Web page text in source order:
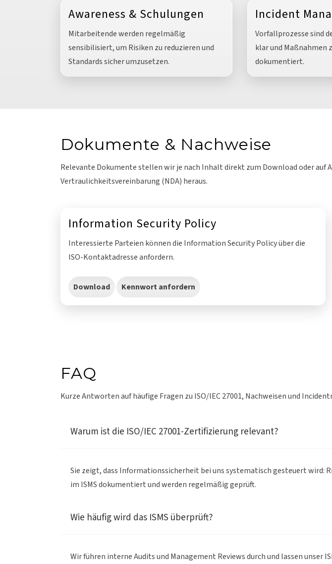
Awareness & Schulungen
Mitarbeitende werden regelmäßig
sensibilisiert, um Risiken zu reduzieren und
Standards sicher umzusetzen.
Incident
Vorfallprozesse sind
klar und Maßnahmen
dokumentiert.
Dokumente & Nachweise
Relevante Dokumente stellen wir je nach Inhalt direkt zum Download oder auf
Vertraulichkeitsvereinbarung (NDA) heraus.
Information Security Policy
Interessierte Parteien können die Information Security Policy über die
ISO-Kontaktadresse anfordern.
Download Kennwort anfordern
FAQ
Kurze Antworten auf häufige Fragen zu ISO/IEC 27001, Nachweisen und
Warum ist die ISO/IEC 27001-Zertifizierung relevant?
Sie zeigt, dass Informationssicherheit bei uns systematisch gesteuert
im ISMS dokumentiert und werden regelmäßig geprüft.
Wie häufig wird das ISMS überprüft?
Wir führen interne Audits und Management Reviews durch und lassen unser